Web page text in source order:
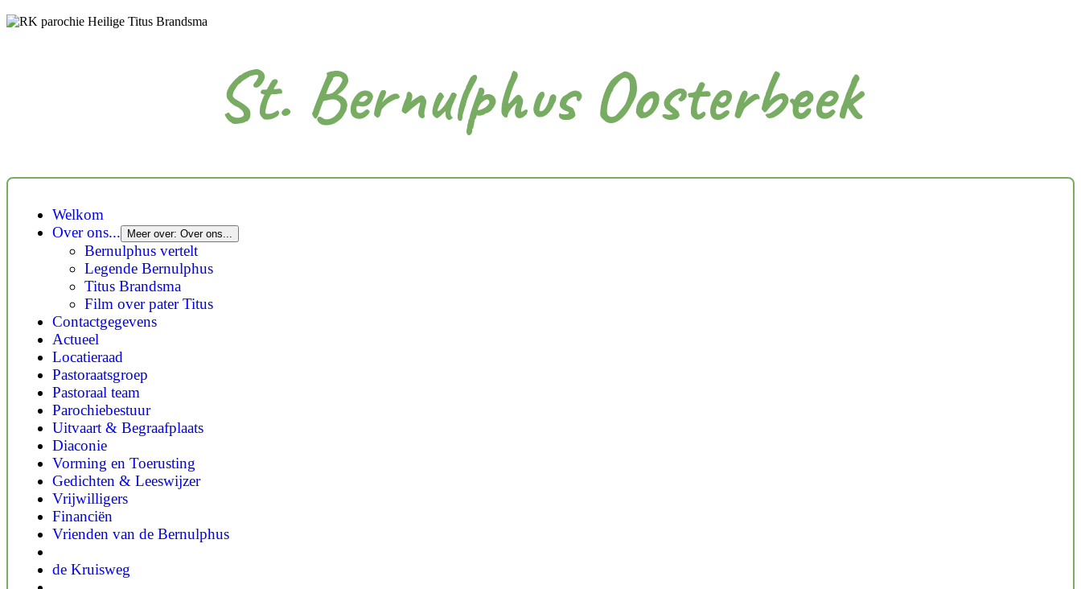
St. Bernulphus Oosterbeek
Welkom
Over ons...
Meer over: Over ons...
Bernulphus vertelt
Legende Bernulphus
Titus Brandsma
Film over pater Titus
Contactgegevens
Actueel
Locatieraad
Pastoraatsgroep
Pastoraal team
Parochiebestuur
Uitvaart & Begraafplaats
Diaconie
Vorming en Toerusting
Gedichten & Leeswijzer
Vrijwilligers
Financiën
Vrienden van de Bernulphus
de Kruisweg